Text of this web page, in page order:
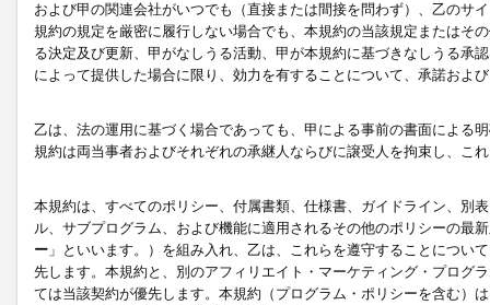
および甲の関連会社がいつでも（直接または間接を問わず）、乙のサ
規約の規定を厳密に履行しない場合でも、本規約の当該規定またはそ
る決定及び更新、甲がなしうる活動、甲が本規約に基づきなしうる承
によって提供した場合に限り、効力を有することについて、承諾およ
乙は、法の運用に基づく場合であっても、甲による事前の書面による
規約は両当事者およびそれぞれの承継人ならびに譲受人を拘束し、こ
本規約は、すべてのポリシー、付属書類、仕様書、ガイドライン、別
ル、サブプログラム、および機能に適用されるその他のポリシーの最
ー 」といいます。）を組み入れ、乙は、これらを遵守することにつ
先します。本規約と、別のアフィリエイト・マーケティング・プログ
ては当該契約が優先します。本規約（プログラム・ポリシーを含む）